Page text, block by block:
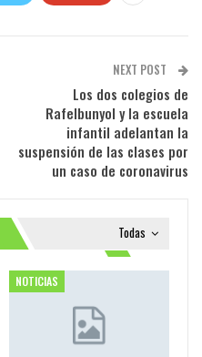
NEXT POST
Los dos colegios de
Rafelbunyol y la escuela
infantil adelantan la
suspensión de las clases por
un caso de coronavirus
Todas
NOTICIAS